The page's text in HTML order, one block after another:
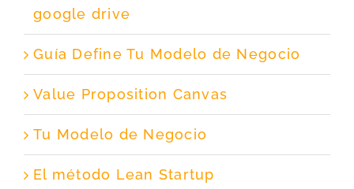
google drive
Guía Define Tu Modelo de Negocio
Value Proposition Canvas
Tu Modelo de Negocio
El método Lean Startup